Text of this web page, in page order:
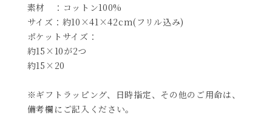
素材 ：コットン100%
サイズ：約10×41×42cm(フリル込み)
ポケットサイズ：
約15×10が2つ
約15×20
※ギフトラッピング、日時指定、その他のご用命は、
備考欄にご記入ください。